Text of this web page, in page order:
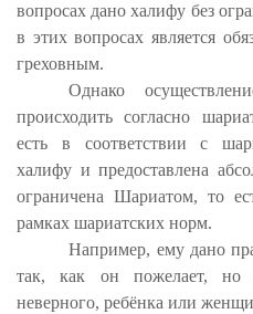
вопросах дано халифу без
в этих вопросах является
греховным.
Однако
происходить согласно
есть в соответствии с
халифу и предоставлена
ограничена Шариатом, то
рамках шариатских норм.
Например, ему дано
так, как он пожелает, но
неверного, ребёнка или